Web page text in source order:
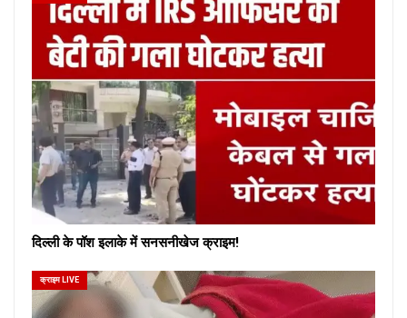
दिल्ली के पॉश इलाके में सनसनीखेज क्राइम!
क्राइम LIVE